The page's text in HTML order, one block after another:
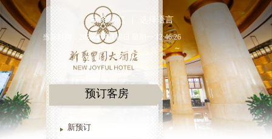
预订客房
新预订
联系我们 选择语言
当前时间：2026年08月10日 星期一 12:46:26
～